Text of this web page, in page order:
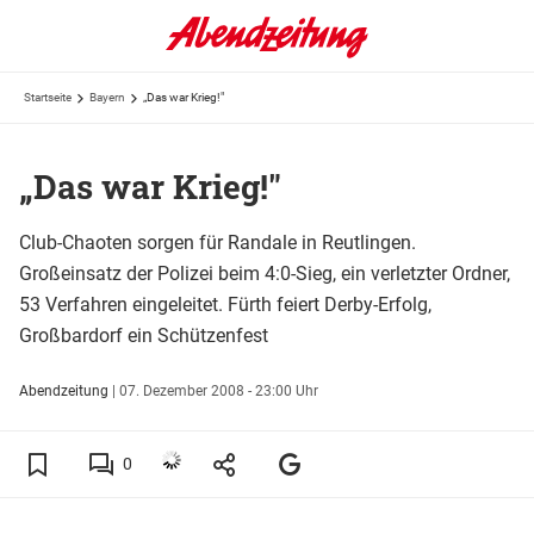
Startseite Bayern „Das war Krieg!"
„Das war Krieg!"
Club-Chaoten sorgen für Randale in Reutlingen.
Großeinsatz der Polizei beim 4:0-Sieg, ein verletzter Ordner,
53 Verfahren eingeleitet. Fürth feiert Derby-Erfolg,
Großbardorf ein Schützenfest
Abendzeitung | 07. Dezember 2008 - 23:00 Uhr
0